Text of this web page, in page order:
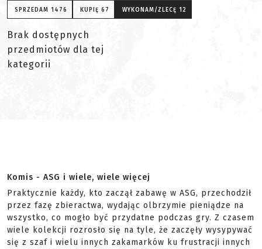
SPRZEDAM 1476 KUPIĘ 67 WYKONAM/ZLECĘ 12
Brak dostępnych
przedmiotów dla tej
kategorii
Komis - ASG i wiele, wiele więcej
Praktycznie każdy, kto zaczął zabawę w ASG, przechodził
przez fazę zbieractwa, wydając olbrzymie pieniądze na
wszystko, co mogło być przydatne podczas gry. Z czasem
wiele kolekcji rozrosło się na tyle, że zaczęły wysypywać
się z szaf i wielu innych zakamarków ku frustracji innych